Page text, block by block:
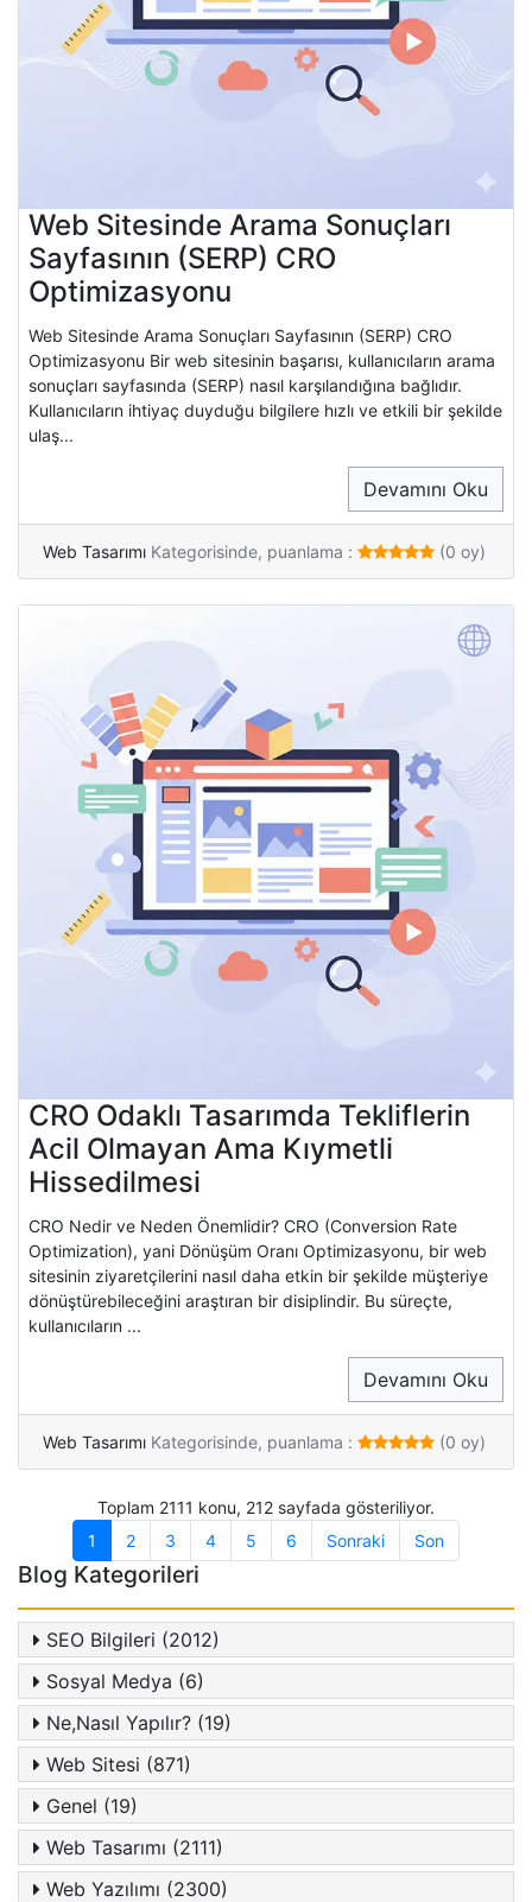
Web Sitesinde Arama Sonuçları
Sayfasının (SERP) CRO
Optimizasyonu
Web Sitesinde Arama Sonuçları Sayfasının (SERP) CRO
Optimizasyonu Bir web sitesinin başarısı, kullanıcıların arama
sonuçları sayfasında (SERP) nasıl karşılandığına bağlıdır.
Kullanıcıların ihtiyaç duyduğu bilgilere hızlı ve etkili bir şekilde
ulaş...
Devamını Oku
Web Tasarımı Kategorisinde, puanlama : (0 oy)
CRO Odaklı Tasarımda Tekliflerin
Acil Olmayan Ama Kıymetli
Hissedilmesi
CRO Nedir ve Neden Önemlidir? CRO (Conversion Rate
Optimization), yani Dönüşüm Oranı Optimizasyonu, bir web
sitesinin ziyaretçilerini nasıl daha etkin bir şekilde müşteriye
dönüştürebileceğini araştıran bir disiplindir. Bu süreçte,
kullanıcıların ...
Devamını Oku
Web Tasarımı Kategorisinde, puanlama : (0 oy)
Toplam 2111 konu, 212 sayfada gösteriliyor.
1
2 3 4 5 6 Sonraki Son
Blog Kategorileri
SEO Bilgileri (2012)
Sosyal Medya (6)
Ne,Nasıl Yapılır? (19)
Web Sitesi (871)
Genel (19)
Web Tasarımı (2111)
Web Yazılımı (2300)